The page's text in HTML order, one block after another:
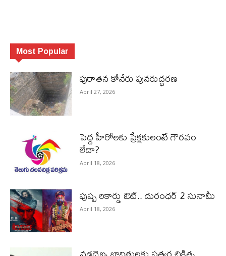
Most Popular
పురాత‌న కోనేరు పున‌రుద్ధ‌ర‌ణ
April 27, 2026
పెద్ద హీరోల‌కు ప్రేక్ష‌కులంటే గౌర‌వం
లేదా?
April 18, 2026
పుష్ప రికార్డు ఔట్‌.. దురంధ‌ర్ 2 సునామీ
April 18, 2026